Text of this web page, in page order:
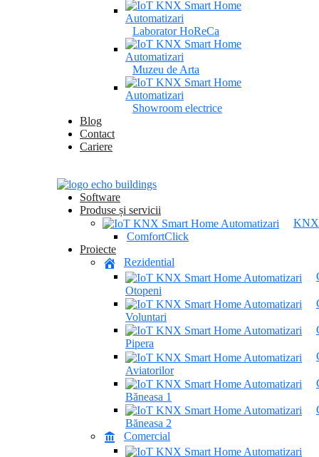
Laborator HoReCa
Muzeu de Arta
Showroom electrice
Blog
Contact
Cariere
Software
Produse și servicii
KNX
ComfortClick
Proiecte
Rezidential
Otopeni
Voluntari
Pipera
Aviatorilor
Băneasa 1
Băneasa 2
Comercial